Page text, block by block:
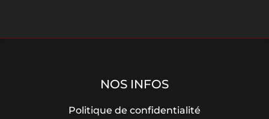
NOS INFOS
Politique de confidentialité